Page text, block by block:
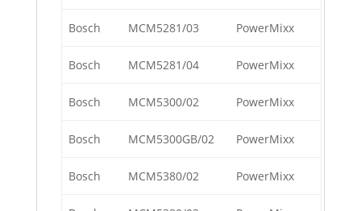
Bosch MCM5281/03 PowerMixx
Bosch MCM5281/04 PowerMixx
Bosch MCM5300/02 PowerMixx
Bosch MCM5300GB/02 PowerMixx
Bosch MCM5380/02 PowerMixx